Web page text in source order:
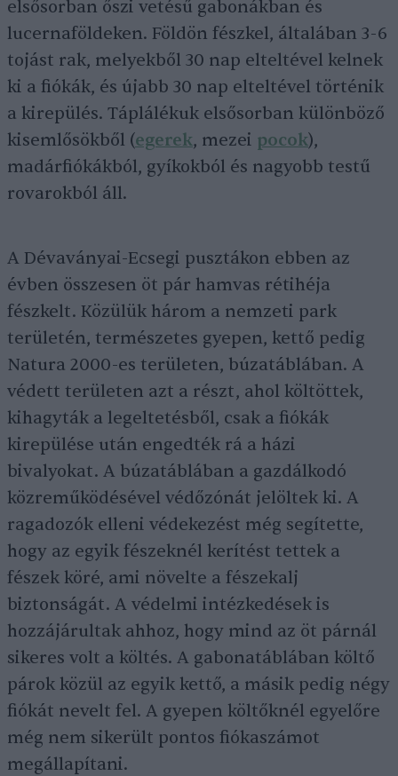
elsősorban őszi vetésű gabonákban és
lucernaföldeken. Földön fészkel, általában 3-6
tojást rak, melyekből 30 nap elteltével kelnek
ki a fiókák, és újabb 30 nap elteltével történik
a kirepülés. Táplálékuk elsősorban különböző
kisemlősökből (egerek, mezei pocok),
madárfiókákból, gyíkokból és nagyobb testű
rovarokból áll.
A Dévaványai-Ecsegi pusztákon ebben az
évben összesen öt pár hamvas rétihéja
fészkelt. Közülük három a nemzeti park
területén, természetes gyepen, kettő pedig
Natura 2000-es területen, búzatáblában. A
védett területen azt a részt, ahol költöttek,
kihagyták a legeltetésből, csak a fiókák
kirepülése után engedték rá a házi
bivalyokat. A búzatáblában a gazdálkodó
közreműködésével védőzónát jelöltek ki. A
ragadozók elleni védekezést még segítette,
hogy az egyik fészeknél kerítést tettek a
fészek köré, ami növelte a fészekalj
biztonságát. A védelmi intézkedések is
hozzájárultak ahhoz, hogy mind az öt párnál
sikeres volt a költés. A gabonatáblában költő
párok közül az egyik kettő, a másik pedig négy
fiókát nevelt fel. A gyepen költőknél egyelőre
még nem sikerült pontos fiókaszámot
megállapítani.